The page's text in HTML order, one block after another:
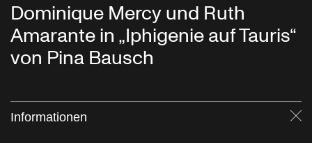
Dominique Mercy und Ruth
Amarante in „Iphigenie auf Tauris“
von Pina Bausch
Informationen